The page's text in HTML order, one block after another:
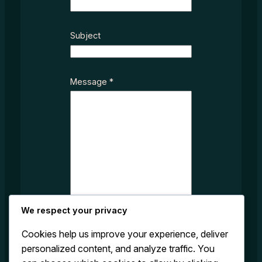
c
a
m
*
Subject
Message *
Submit
We respect your privacy
Cookies help us improve your experience, deliver
personalized content, and analyze traffic. You